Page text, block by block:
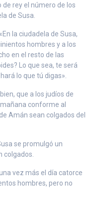
rey el número de los
de Susa.
la ciudadela de Susa,
hombres y a los
en el resto de las
Lo que sea, te será
lo que tú digas».
que a los judíos de
conforme al
Amán sean colgados del
se promulgó un
colgados.
vez más el día catorce
hombres, pero no